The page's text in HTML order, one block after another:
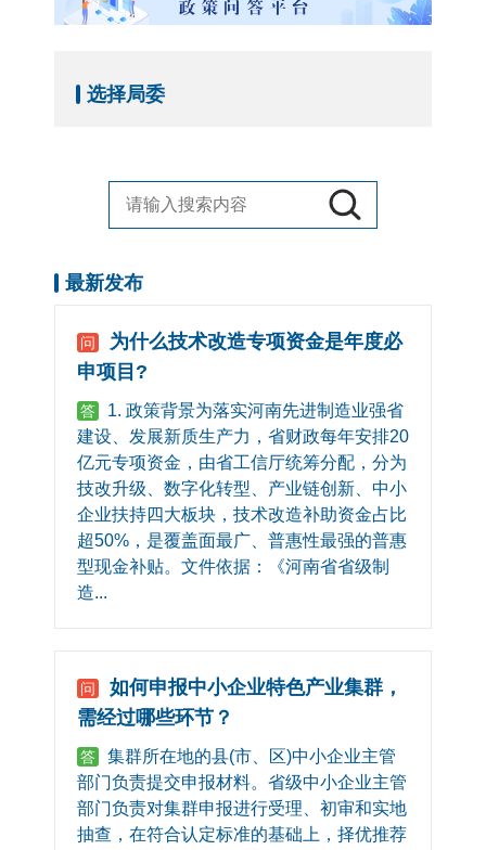
选择局委
最新发布
问
为什么技术改造专项资金是年度必
申项目?
答
1. 政策背景为落实河南先进制造业强省
建设、发展新质生产力，省财政每年安排20
亿元专项资金，由省工信厅统筹分配，分为
技改升级、数字化转型、产业链创新、中小
企业扶持四大板块，技术改造补助资金占比
超50%，是覆盖面最广、普惠性最强的普惠
型现金补贴。文件依据：《河南省省级制
造...
问
如何申报中小企业特色产业集群，
需经过哪些环节？
答
集群所在地的县(市、区)中小企业主管
部门负责提交申报材料。省级中小企业主管
部门负责对集群申报进行受理、初审和实地
抽查，在符合认定标准的基础上，择优推荐